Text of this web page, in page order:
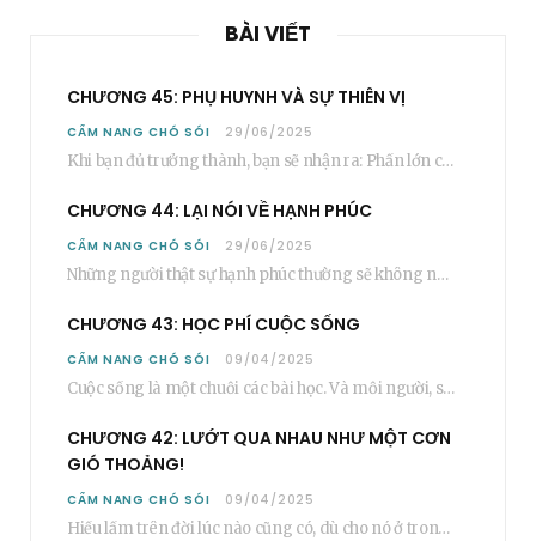
BÀI VIẾT
CHƯƠNG 45: PHỤ HUYNH VÀ SỰ THIÊN VỊ
CẨM NANG CHÓ SÓI 29/06/2025
Khi bạn đủ trưởng thành, bạn sẽ nhận ra: Phần lớn các bậc phụ huynh…
CHƯƠNG 44: LẠI NÓI VỀ HẠNH PHÚC
CẨM NANG CHÓ SÓI 29/06/2025
Những người thật sự hạnh phúc thường sẽ không nói cụ thể rằng bạn “phải”…
CHƯƠNG 43: HỌC PHÍ CUỘC SỐNG
CẨM NANG CHÓ SÓI 09/04/2025
Cuộc sống là một chuỗi các bài học. Và mỗi người, sẽ phải học rất…
CHƯƠNG 42: LƯỚT QUA NHAU NHƯ MỘT CƠN
GIÓ THOẢNG!
CẨM NANG CHÓ SÓI 09/04/2025
Hiểu lầm trên đời lúc nào cũng có, dù cho nó ở trong một mối…